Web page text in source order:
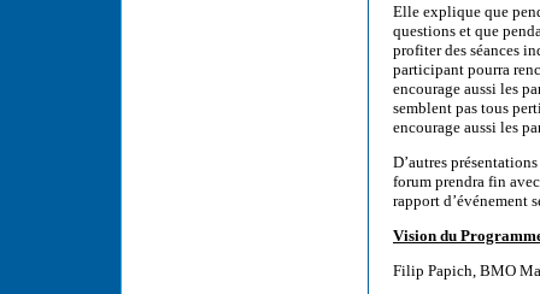
Elle explique que
questions et que
profiter des séances
participant pourra
encourage aussi les
semblent pas tous
encourage aussi les
D’autres
forum prendra fin
rapport d’événement
Vision du
Filip Papich, BMO